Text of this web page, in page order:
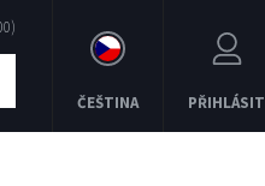
ČEŠTINA PŘIHLÁSIT